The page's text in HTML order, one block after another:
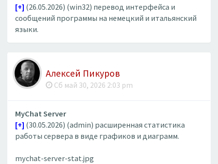
[+] (26.05.2026) (win32) перевод интерфейса и
сообщений программы на немецкий и итальянский
языки.
Алексей Пикуров
Сб май 30, 2026 2:03 pm
MyChat Server
[+] (30.05.2026) (admin) расширенная статистика
работы сервера в виде графиков и диаграмм.
mychat-server-stat.jpg